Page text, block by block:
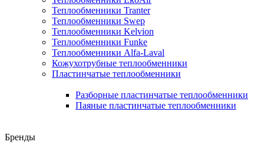
Теплообменники Tranter
Теплообменники Swep
Теплообменники Kelvion
Теплообменники Funke
Теплообменники Alfa-Laval
Кожухотрубные теплообменники
Пластинчатые теплообменники
Разборные пластинчатые теплообменники
Паяные пластинчатые теплообменники
Бренды